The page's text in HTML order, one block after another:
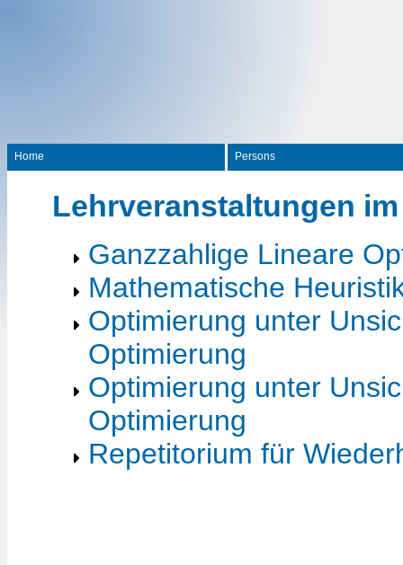
Home Persons
Lehrveranstaltungen
Ganzzahlige Lineare
Mathematische
Optimierung unter
Optimierung
Optimierung unter
Optimierung
Repetitorium für